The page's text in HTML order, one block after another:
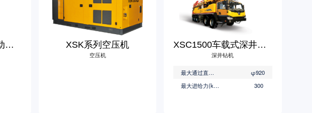
ZJ系列交流变频电动钻机 XSK系列空压机
空压机
XSC1500车载式深井钻机
深井钻机
最大通过直径(mm)
φ920
最大进给力(kN)
300